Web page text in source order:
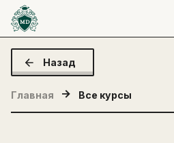
Назад
Главная Все курсы